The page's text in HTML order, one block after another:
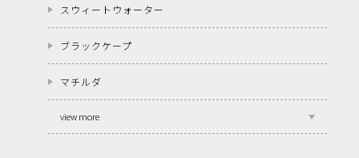
スウィートウォーター
ブラックケープ
マチルダ
view more